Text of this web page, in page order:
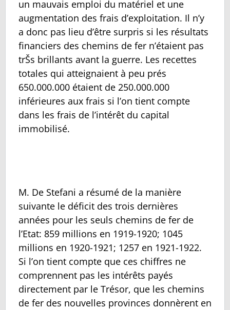
un mauvais emploi du matériel et une
augmentation des frais d’exploitation. Il n’y
a donc pas lieu d’être surpris si les résultats
financiers des chemins de fer n’étaient pas
trŠs brillants avant la guerre. Les recettes
totales qui atteignaient à peu prés
650.000.000 étaient de 250.000.000
inférieures aux frais si l’on tient compte
dans les frais de l’intérêt du capital
immobilisé.
M. De Stefani a résumé de la manière
suivante le déficit des trois dernières
années pour les seuls chemins de fer de
l’Etat: 859 millions en 1919-1920; 1045
millions en 1920-1921; 1257 en 1921-1922.
Si l’on tient compte que ces chiffres ne
comprennent pas les intérêts payés
directement par le Trésor, que les chemins
de fer des nouvelles provinces donnèrent en